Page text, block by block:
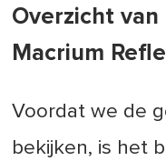
Overzicht van
Macrium
Voordat we de
bekijken, is het